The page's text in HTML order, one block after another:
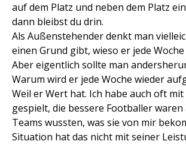
auf dem Platz und neben dem Platz
dann bleibst du drin.
Als Außenstehender denkt man
einen Grund gibt, wieso er jede
Aber eigentlich sollte man
Warum wird er jede Woche wieder
Weil er Wert hat. Ich habe auch oft mit
gespielt, die bessere Footballer waren
Teams wussten, was sie von mir
Situation hat das nicht mit seiner